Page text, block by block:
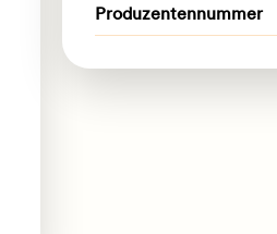
Produzentennummer